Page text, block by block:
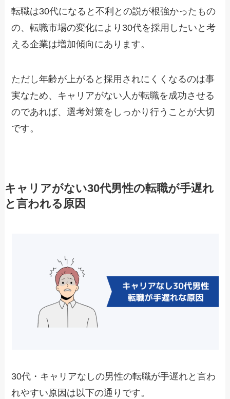
転職は30代になると不利との説が根強かったもの
の、転職市場の変化により30代を採用したいと考
える企業は増加傾向にあります。
ただし年齢が上がると採用されにくくなるのは事
実なため、キャリアがない人が転職を成功させる
のであれば、選考対策をしっかり行うことが大切
です。
キャリアがない30代男性の転職が手遅れ
と言われる原因
30代・キャリアなしの男性の転職が手遅れと言わ
れやすい原因は以下の通りです。